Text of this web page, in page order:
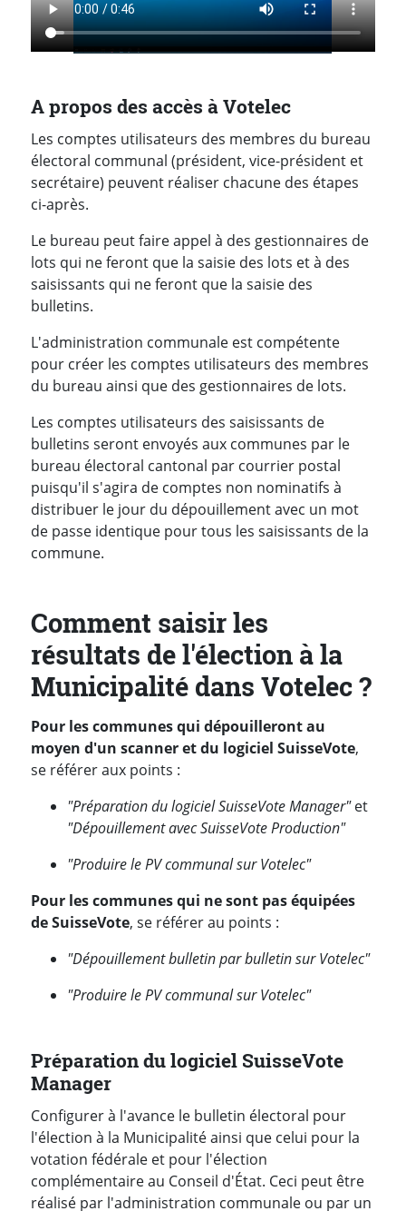
A propos des accès à Votelec
Les comptes utilisateurs des membres du bureau
électoral communal (président, vice-président et
secrétaire) peuvent réaliser chacune des étapes
ci-après.
Le bureau peut faire appel à des gestionnaires de
lots qui ne feront que la saisie des lots et à des
saisissants qui ne feront que la saisie des
bulletins.
L'administration communale est compétente
pour créer les comptes utilisateurs des membres
du bureau ainsi que des gestionnaires de lots.
Les comptes utilisateurs des saisissants de
bulletins seront envoyés aux communes par le
bureau électoral cantonal par courrier postal
puisqu'il s'agira de comptes non nominatifs à
distribuer le jour du dépouillement avec un mot
de passe identique pour tous les saisissants de la
commune.
Comment saisir les
résultats de l'élection à la
Municipalité dans Votelec ?
Pour les communes qui dépouilleront au
moyen d'un scanner et du logiciel SuisseVote,
se référer aux points :
"Préparation du logiciel SuisseVote Manager"et
"Dépouillement avec SuisseVote Production"
"Produire le PV communal sur Votelec"
Pour les communes qui ne sont pas équipées
de SuisseVote, se référer au points :
"Dépouillement bulletin par bulletin sur Votelec"
"Produire le PV communal sur Votelec"
Préparation du logiciel SuisseVote
Manager
Configurer à l'avance le bulletin électoral pour
l'élection à la Municipalité ainsi que celui pour la
votation fédérale et pour l'élection
complémentaire au Conseil d'État. Ceci peut être
réalisé par l'administration communale ou par un